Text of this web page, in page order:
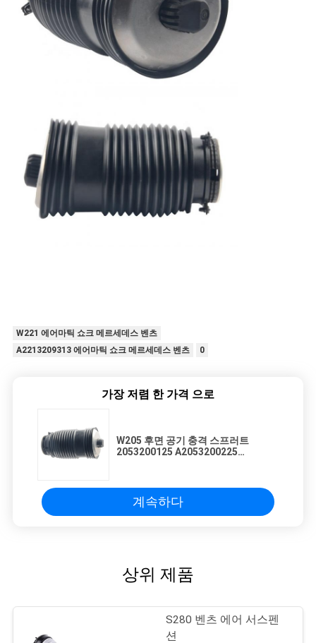
W221 에어마틱 쇼크 메르세데스 벤츠
A2213209313 에어마틱 쇼크 메르세데스 벤츠
0
가장 저렴 한 가격 으로
W205 후면 공기 충격 스프러트
2053200125 A2053200225
계속하다
상위 제품
S280 벤츠 에어 서스펜
션